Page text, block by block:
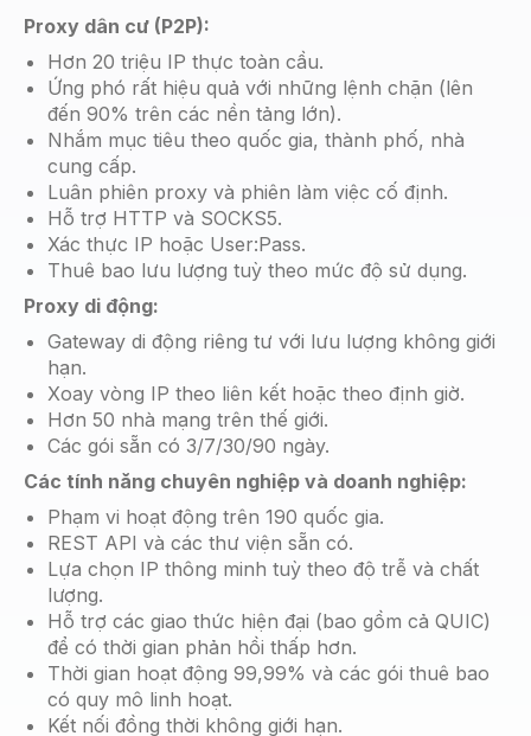
Proxy dân cư (P2P):
Hơn 20 triệu IP thực toàn cầu.
Ứng phó rất hiệu quả với những lệnh chặn (lên
đến 90% trên các nền tảng lớn).
Nhắm mục tiêu theo quốc gia, thành phố, nhà
cung cấp.
Luân phiên proxy và phiên làm việc cố định.
Hỗ trợ HTTP và SOCKS5.
Xác thực IP hoặc User:Pass.
Thuê bao lưu lượng tuỳ theo mức độ sử dụng.
Proxy di động:
Gateway di động riêng tư với lưu lượng không giới
hạn.
Xoay vòng IP theo liên kết hoặc theo định giờ.
Hơn 50 nhà mạng trên thế giới.
Các gói sẵn có 3/7/30/90 ngày.
Các tính năng chuyên nghiệp và doanh nghiệp:
Phạm vi hoạt động trên 190 quốc gia.
REST API và các thư viện sẵn có.
Lựa chọn IP thông minh tuỳ theo độ trễ và chất
lượng.
Hỗ trợ các giao thức hiện đại (bao gồm cả QUIC)
để có thời gian phản hồi thấp hơn.
Thời gian hoạt động 99,99% và các gói thuê bao
có quy mô linh hoạt.
Kết nối đồng thời không giới hạn.